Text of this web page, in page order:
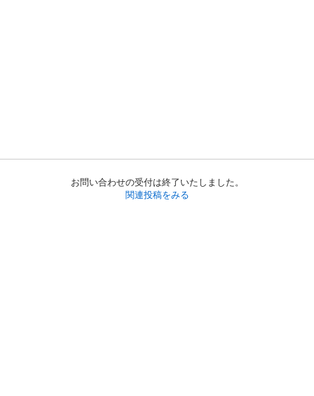
お問い合わせの受付は終了いたしました。
関連投稿をみる